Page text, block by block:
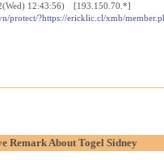
12:43:56) [193.150.70.*]
protect/?https://ericklic.cl/xmb/
Remark About Togel Sidney